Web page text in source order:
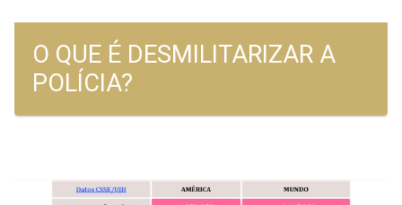
O QUE É DESMILITARIZAR A
POLÍCIA?